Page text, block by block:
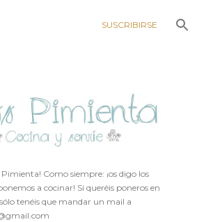
SUSCRIBIRSE
Pimienta! Como siempre: ¡os digo los
a cocinar! Si queréis poneros en
tenéis que mandar un mail a